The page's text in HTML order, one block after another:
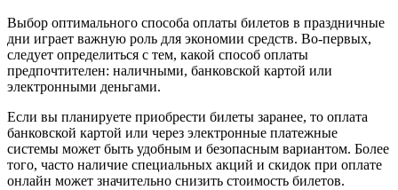
Выбор оптимального способа оплаты билетов в праздничные
дни играет важную роль для экономии средств. Во-первых,
следует определиться с тем, какой способ оплаты
предпочтителен: наличными, банковской картой или
электронными деньгами.
Если вы планируете приобрести билеты заранее, то оплата
банковской картой или через электронные платежные
системы может быть удобным и безопасным вариантом. Более
того, часто наличие специальных акций и скидок при оплате
онлайн может значительно снизить стоимость билетов.